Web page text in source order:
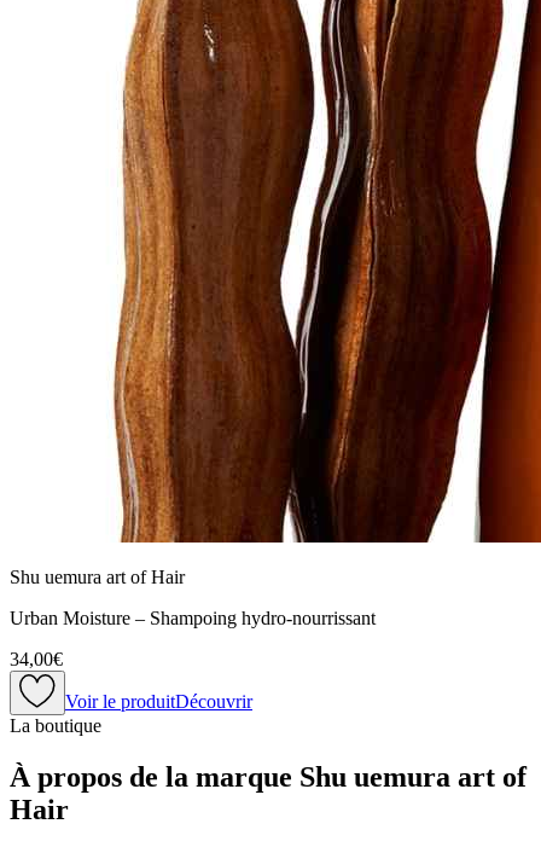
Shu uemura art of Hair
Urban Moisture – Shampoing hydro-nourrissant
34,00€
Voir le produitDécouvrir
La boutique
À propos de la marque Shu uemura art of
Hair